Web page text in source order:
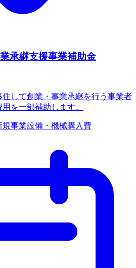
承継支援事業補助金
して創業・事業承継を行う事業者
を一部補助します。
規事業設備・機械購入費